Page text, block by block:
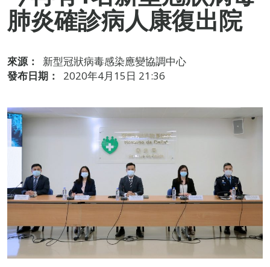
肺炎確診病人康復出院
來源：
新型冠狀病毒感染應變協調中心
發布日期：
2020年4月15日 21:36